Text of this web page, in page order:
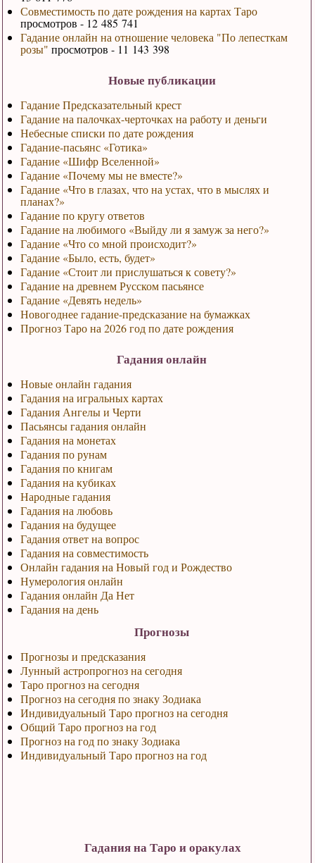
Совместимость по дате рождения на картах Таро
просмотров - 12 485 741
Гадание онлайн на отношение человека "По лепесткам
розы" просмотров - 11 143 398
Новые публикации
Гадание Предсказательный крест
Гадание на палочках-черточках на работу и деньги
Небесные списки по дате рождения
Гадание-пасьянс «Готика»
Гадание «Шифр Вселенной»
Гадание «Почему мы не вместе?»
Гадание «Что в глазах, что на устах, что в мыслях и
планах?»
Гадание по кругу ответов
Гадание на любимого «Выйду ли я замуж за него?»
Гадание «Что со мной происходит?»
Гадание «Было, есть, будет»
Гадание «Стоит ли прислушаться к совету?»
Гадание на древнем Русском пасьянсе
Гадание «Девять недель»
Новогоднее гадание-предсказание на бумажках
Прогноз Таро на 2026 год по дате рождения
Гадания онлайн
Новые онлайн гадания
Гадания на игральных картах
Гадания Ангелы и Черти
Пасьянсы гадания онлайн
Гадания на монетах
Гадания по рунам
Гадания по книгам
Гадания на кубиках
Народные гадания
Гадания на любовь
Гадания на будущее
Гадания ответ на вопрос
Гадания на совместимость
Онлайн гадания на Новый год и Рождество
Нумерология онлайн
Гадания онлайн Да Нет
Гадания на день
Прогнозы
Прогнозы и предсказания
Лунный астропрогноз на сегодня
Таро прогноз на сегодня
Прогноз на сегодня по знаку Зодиака
Индивидуальный Таро прогноз на сегодня
Общий Таро прогноз на год
Прогноз на год по знаку Зодиака
Индивидуальный Таро прогноз на год
Гадания на Таро и оракулах